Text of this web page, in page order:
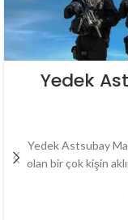
Yedek
Yedek Astsubay
olan bir çok kişin